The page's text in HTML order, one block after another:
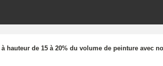
hauteur de 15 à 20% du volume de peinture avec